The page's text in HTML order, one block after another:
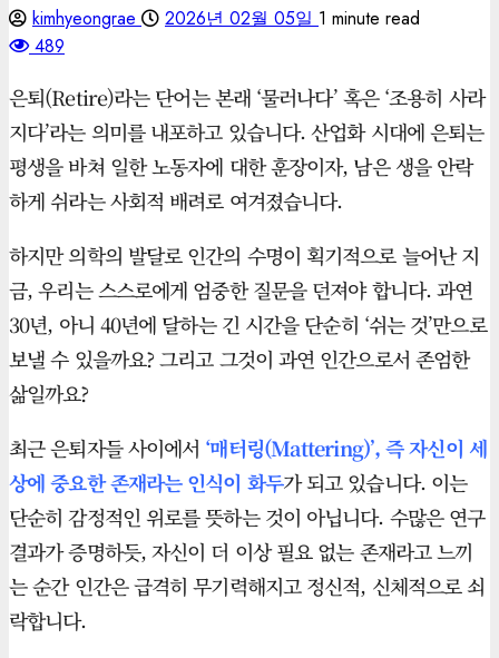
kimhyeongrae 2026년 02월 05일 1 minute read
489
은퇴(Retire)라는 단어는 본래 ‘물러나다’ 혹은 ‘조용히 사라
지다’라는 의미를 내포하고 있습니다. 산업화 시대에 은퇴는
평생을 바쳐 일한 노동자에 대한 훈장이자, 남은 생을 안락
하게 쉬라는 사회적 배려로 여겨졌습니다.
하지만 의학의 발달로 인간의 수명이 획기적으로 늘어난 지
금, 우리는 스스로에게 엄중한 질문을 던져야 합니다. 과연
30년, 아니 40년에 달하는 긴 시간을 단순히 ‘쉬는 것’만으로
보낼 수 있을까요? 그리고 그것이 과연 인간으로서 존엄한
삶일까요?
최근 은퇴자들 사이에서 ‘매터링(Mattering)’, 즉 자신이 세
상에 중요한 존재라는 인식이 화두가 되고 있습니다. 이는
단순히 감정적인 위로를 뜻하는 것이 아닙니다. 수많은 연구
결과가 증명하듯, 자신이 더 이상 필요 없는 존재라고 느끼
는 순간 인간은 급격히 무기력해지고 정신적, 신체적으로 쇠
락합니다.